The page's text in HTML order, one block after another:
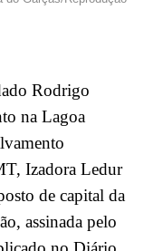
Rodrigo
na Lagoa
Izadora Ledur
de capital da
assinada pelo